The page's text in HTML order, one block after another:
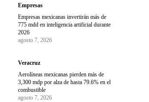
Empresas
Empresas mexicanas invertirán más de
775 mdd en inteligencia artificial durante
2026
agosto 7, 2026
Veracruz
Aerolíneas mexicanas pierden más de
3,300 mdp por alza de hasta 79.6% en el
combustible
agosto 7, 2026